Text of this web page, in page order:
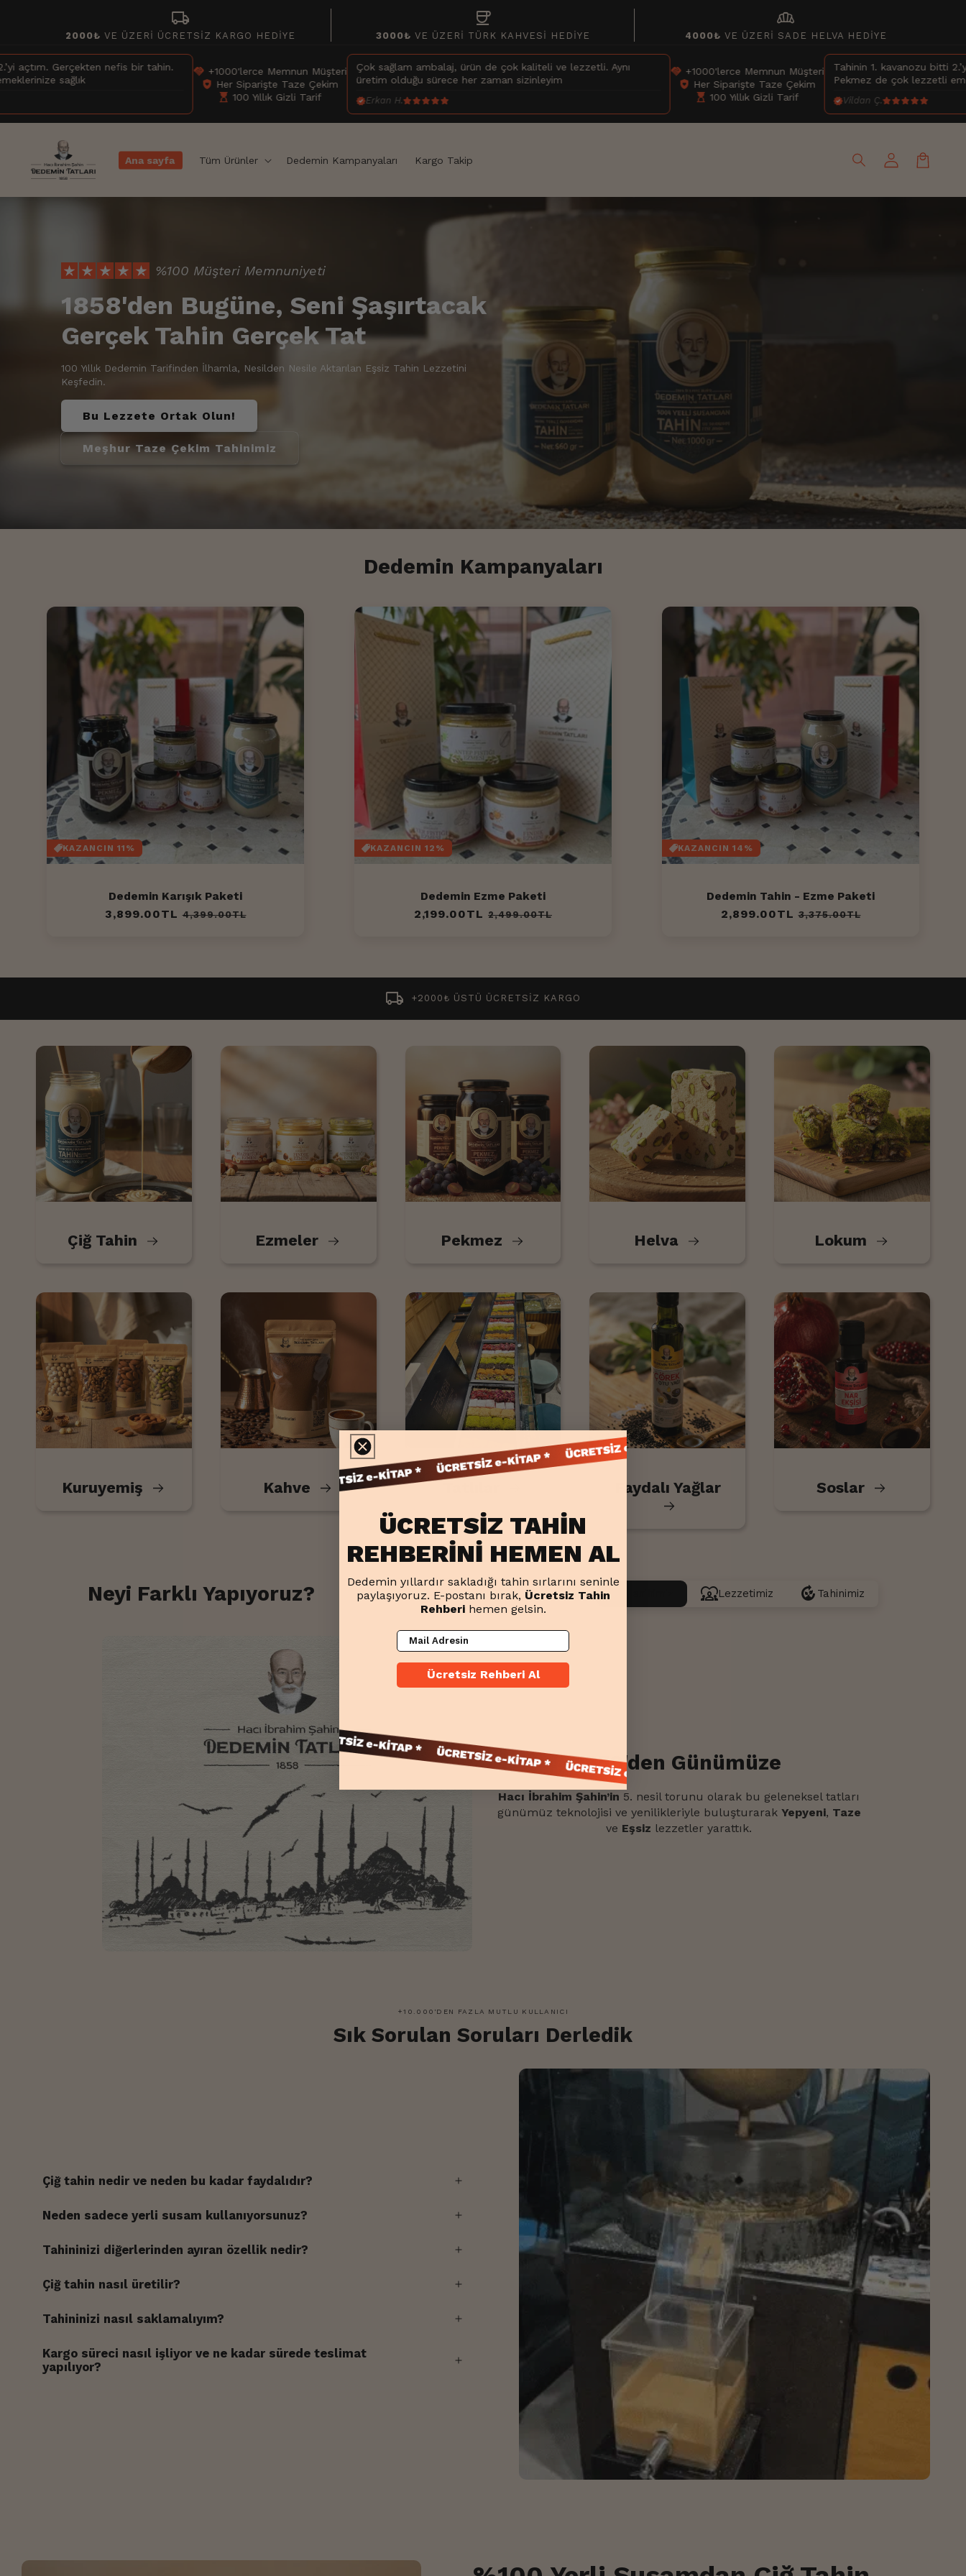
local_shipping
2000₺ VE ÜZERİ ÜCRETSİZ KARGO HEDİYE
coffee
3000₺ VE ÜZERİ TÜRK KAHVESİ HEDİYE
bakery_dining
4000₺ VE ÜZERİ SADE HELVA HEDİYE
handshake+1000'lerce Memnun Müşteri
shield_with_heart Her Siparişte Taze Çekim
Çok sağlam ambalaj, ürün de çok kaliteli ve lezzetli. Aynı
üretim olduğu sürece her zaman sizinleyim
Erkan H.
handshake+1000'lerce Memnun Müşteri
shield_with_heart Her Siparişte Taze Çekim
Tahinin 1. kavanozu bitti 2.’yi açtım. Gerçekten nefis bir tahin.
Pekmez de çok lezzetli emeklerinize sağlık
Vildan Ç.
Ana sayfa Tüm Ürünler Dedemin Kampanyaları Kargo Takip
Oturum
%100 Müşteri Memnuniyeti
1858'den Bugüne, Seni Şaşırtacak
Gerçek Tahin Gerçek Tat
100 Yıllık Dedemin Tarifinden İlhamla, Nesilden Nesile Aktarılan Eşsiz Tahin Lezzetini
Keşfedin.
Bu Lezzete Ortak Olun!
Meşhur Taze Çekim Tahinimiz
Dedemin Kampanyaları
KAZANCIN 11%
Dedemin Karışık Paketi
Normal
3,899.00TL İndirimli
4,399.00TL
KAZANCIN 12%
Dedemin Ezme Paketi
Normal
2,199.00TL İndirimli
2,499.00TL
KAZANCIN 14%
Dedemin Tahin - Ezme Paketi
Normal
2,899.00TL İndirimli
3,375.00TL
spa %100 YERLİ ve KATKISIZ
Çiğ Tahin Ezmeler Pekmez Helva Lokum
Kuruyemiş Kahve Faydalı Yağlar Soslar
Neyi Farklı Yapıyoruz? diversity_1Lezzetimiz compost Tahinimiz
1858'den Günümüze
Hacı İbrahim Şahin’in 5. nesil torunu olarak bu geleneksel tatları
günümüz teknolojisi ve yenilikleriyle buluşturarak Yepyeni, Taze
ve Eşsiz lezzetler yarattık.
+10.000'DEN FAZLA MUTLU KULLANICI
Sık Sorulan Soruları Derledik
Çiğ tahin nedir ve neden bu kadar faydalıdır?
Neden sadece yerli susam kullanıyorsunuz?
Tahininizi diğerlerinden ayıran özellik nedir?
Çiğ tahin nasıl üretilir?
besin değerleri lezzeti
Tahininizi nasıl saklamalıyım?
Kargo süreci nasıl işliyor ve ne kadar sürede teslimat
yapılıyor?
Ürün
ÜCRETSİZ TAHİN
REHBERİNİ HEMEN AL
Dedemin yıllardır sakladığı tahin sırlarını seninle
paylaşıyoruz. E-postanı bırak, Ücretsiz Tahin
Rehberihemen gelsin.
Mail Adresin
Ücretsiz Rehberi Al